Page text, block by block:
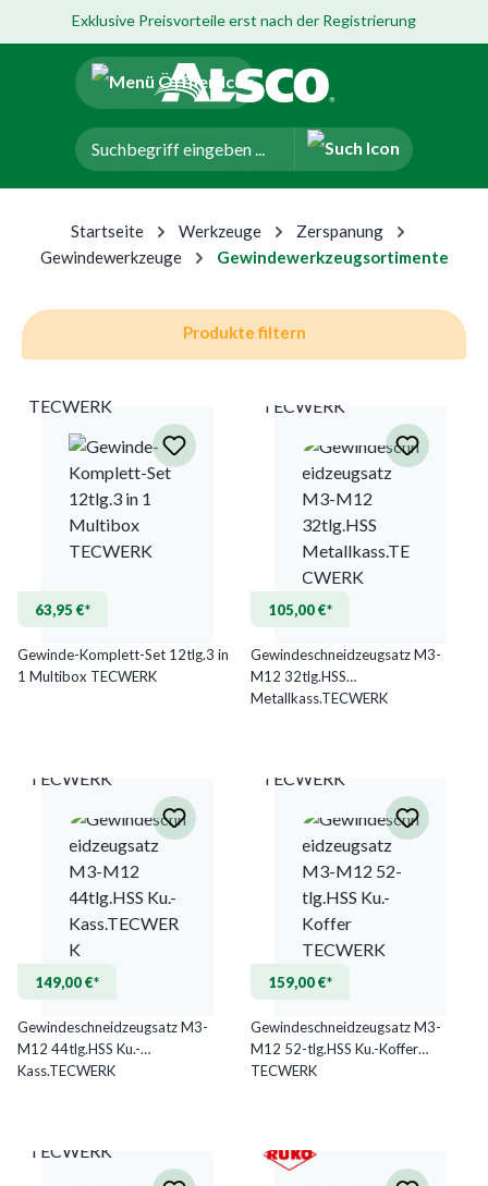
Hauptinhalt springen
Zur Navigation der B2B-Plattform springen
Exklusive Preisvorteile erst nach der Registrierung
Startseite Werkzeuge
Zerspanung
Gewindewerkzeuge
Gewindewerkzeugsortimente
Produkte filtern
TECWERK
63,95 €*
Gewinde-Komplett-Set 12tlg.3 in
1 Multibox TECWERK
TECWERK
105,00 €*
Gewindeschneidzeugsatz M3-
M12 32tlg.HSS
Metallkass.TECWERK
TECWERK
149,00 €*
Gewindeschneidzeugsatz M3-
M12 44tlg.HSS Ku.-
Kass.TECWERK
TECWERK
159,00 €*
Gewindeschneidzeugsatz M3-
M12 52-tlg.HSS Ku.-Koffer
TECWERK
TECWERK